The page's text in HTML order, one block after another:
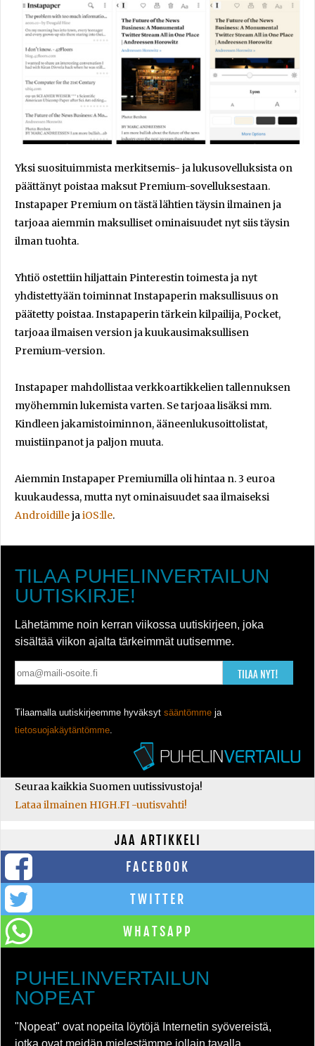
Yksi suosituimmista merkitsemis- ja lukusovelluksista on
päättänyt poistaa maksut Premium-sovelluksestaan.
Instapaper Premium on tästä lähtien täysin ilmainen ja
tarjoaa aiemmin maksulliset ominaisuudet nyt siis täysin
ilman tuohta.
Yhtiö ostettiin hiljattain Pinterestin toimesta ja nyt
yhdistettyään toiminnat Instapaperin maksullisuus on
päätetty poistaa. Instapaperin tärkein kilpailija, Pocket,
tarjoaa ilmaisen version ja kuukausimaksullisen
Premium-version.
Instapaper mahdollistaa verkkoartikkelien tallennuksen
myöhemmin lukemista varten. Se tarjoaa lisäksi mm.
Kindleen jakamistoiminnon, ääneenlukusoittolistat,
muistiinpanot ja paljon muuta.
Aiemmin Instapaper Premiumilla oli hintaa n. 3 euroa
kuukaudessa, mutta nyt ominaisuudet saa ilmaiseksi
AndroidillejaiOS:lle.
TILAA PUHELINVERTAILUN
UUTISKIRJE!
Lähetämme noin kerran viikossa uutiskirjeen, joka
sisältää viikon ajalta tärkeimmät uutisemme.
TILAA NYT!
Tilaamalla uutiskirjeemme hyväksyt sääntömme ja
tietosuojakäytäntömme.
Seuraa kaikkia Suomen uutissivustoja!
Lataa ilmainen HIGH.FI -uutisvahti!
JAA ARTIKKELI
FACEBOOK
TWITTER
WHATSAPP
PUHELINVERTAILUN
NOPEAT
"Nopeat" ovat nopeita löytöjä Internetin syövereistä,
jotka ovat meidän mielestämme jollain tavalla